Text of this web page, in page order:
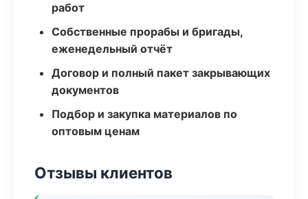
работ
Собственные прорабы и бригады,
еженедельный отчёт
Договор и полный пакет закрывающих
документов
Подбор и закупка материалов по
оптовым ценам
Отзывы клиентов